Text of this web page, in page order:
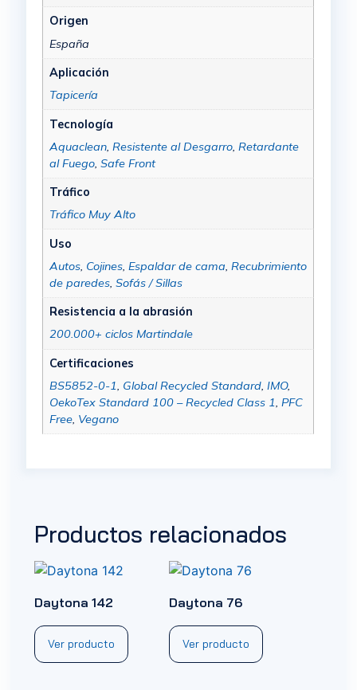
Origen
España
Aplicación
Tapicería
Tecnología
Aquaclean, Resistente al Desgarro, Retardante
al Fuego, Safe Front
Tráfico
Tráfico Muy Alto
Uso
Autos, Cojines, Espaldar de cama, Recubrimiento
de paredes, Sofás / Sillas
Resistencia a la abrasión
200.000+ ciclos Martindale
Certificaciones
BS5852-0-1, Global Recycled Standard, IMO,
OekoTex Standard 100 – Recycled Class 1, PFC
Free, Vegano
Productos relacionados
Daytona 142
Ver producto
Daytona 76
Ver producto